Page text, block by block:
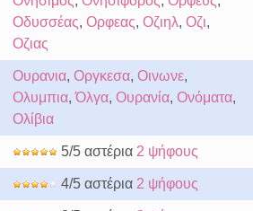
Οδυσσέας, Ορφεας, Οζιηλ, Οζι,
Οζιας
Ουρανια, Οργκεσα, Οινωνε,
Ολυμπια,Όλγα, Ουρανία, Ονόματα,
Ολίβια
5/5 αστέρια 2 ψήφους
4/5 αστέρια 2 ψήφους